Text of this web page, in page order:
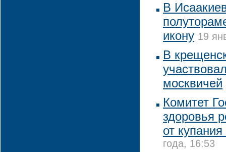
В
икону 19
В
москвичей
Комитет
здоровья
от
года, 16:53